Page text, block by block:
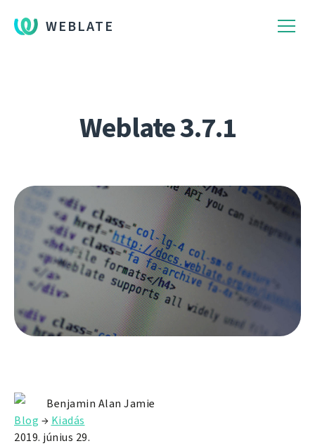
WEBLATE
Weblate 3.7.1
Benjamin Alan Jamie
Blog → Kiadás
2019. június 29.